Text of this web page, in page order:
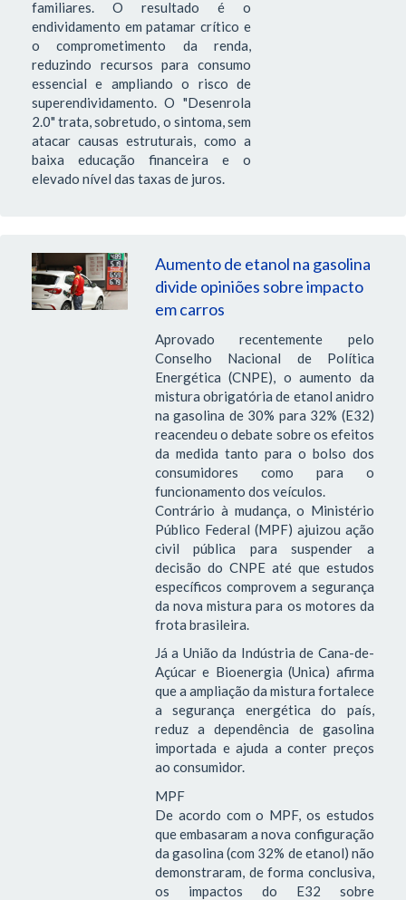
familiares. O resultado é o
endividamento em patamar crítico e
o comprometimento da renda,
reduzindo recursos para consumo
essencial e ampliando o risco de
superendividamento. O "Desenrola
2.0" trata, sobretudo, o sintoma, sem
atacar causas estruturais, como a
baixa educação financeira e o
elevado nível das taxas de juros.
Aumento de etanol na gasolina
divide opiniões sobre impacto
em carros
Aprovado recentemente pelo
Conselho Nacional de Política
Energética (CNPE), o aumento da
mistura obrigatória de etanol anidro
na gasolina de 30% para 32% (E32)
reacendeu o debate sobre os efeitos
da medida tanto para o bolso dos
consumidores como para o
funcionamento dos veículos.
Contrário à mudança, o Ministério
Público Federal (MPF) ajuizou ação
civil pública para suspender a
decisão do CNPE até que estudos
específicos comprovem a segurança
da nova mistura para os motores da
frota brasileira.
Já a União da Indústria de Cana-de-
Açúcar e Bioenergia (Unica) afirma
que a ampliação da mistura fortalece
a segurança energética do país,
reduz a dependência de gasolina
importada e ajuda a conter preços
ao consumidor.
MPF
De acordo com o MPF, os estudos
que embasaram a nova configuração
da gasolina (com 32% de etanol) não
demonstraram, de forma conclusiva,
os impactos do E32 sobre